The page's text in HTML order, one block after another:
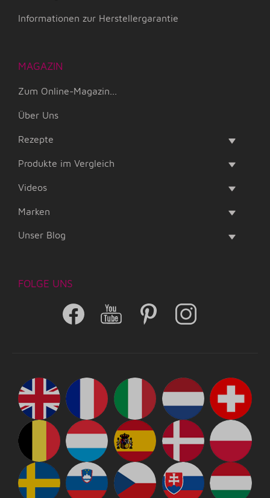
Informationen zur Herstellergarantie
MAGAZIN
Zum Online-Magazin...
Über Uns
Rezepte
Produkte im Vergleich
Videos
Marken
Unser Blog
FOLGE UNS